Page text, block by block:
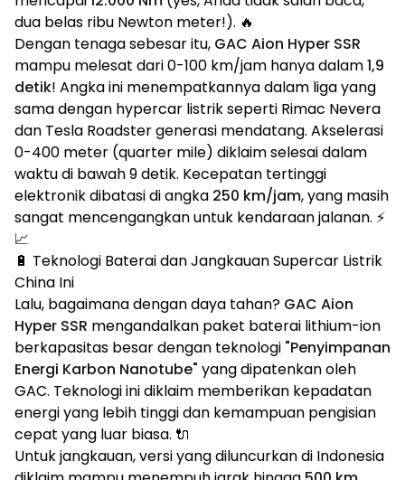
dua belas ribu Newton meter!). 🔥
Dengan tenaga sebesar itu, GAC Aion Hyper SSR
mampu melesat dari 0-100 km/jam hanya dalam1,9
detik! Angka ini menempatkannya dalam liga yang
sama dengan hypercar listrik seperti Rimac Nevera
dan Tesla Roadster generasi mendatang. Akselerasi
0-400 meter (quarter mile) diklaim selesai dalam
waktu di bawah 9 detik. Kecepatan tertinggi
elektronik dibatasi di angka 250 km/jam, yang masih
sangat mencengangkan untuk kendaraan jalanan. ⚡
📈
🔋 Teknologi Baterai dan Jangkauan Supercar Listrik
China Ini
Lalu, bagaimana dengan daya tahan? GAC Aion
Hyper SSR mengandalkan paket baterai lithium-ion
berkapasitas besar dengan teknologi "Penyimpanan
Energi Karbon Nanotube" yang dipatenkan oleh
GAC. Teknologi ini diklaim memberikan kepadatan
energi yang lebih tinggi dan kemampuan pengisian
cepat yang luar biasa. 🔌
Untuk jangkauan, versi yang diluncurkan di Indonesia